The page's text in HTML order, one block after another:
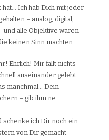
Ich hab Dich mit jeder
– analog, digital,
alle Objektive waren
keinen Sinn machten…
Ehrlich! Mir fällt nichts
auseinander gelebt…
manchmal… Dein
– gib ihm ne
schenke ich Dir noch ein
von Dir gemacht